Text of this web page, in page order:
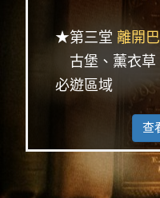
★第三堂 離開
古堡、薰衣草
必遊區域
查